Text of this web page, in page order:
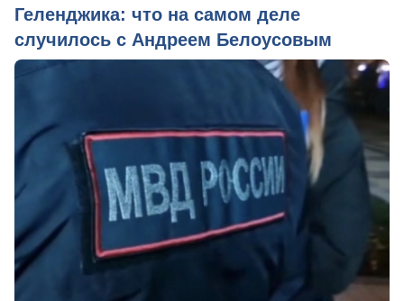
Геленджика: что на самом деле
случилось с Андреем Белоусовым